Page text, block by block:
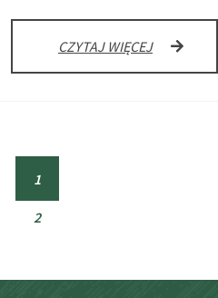
CZYTAJ WIĘCEJ
1
2